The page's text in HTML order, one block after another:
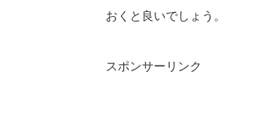
おくと良いでしょう。
スポンサーリンク